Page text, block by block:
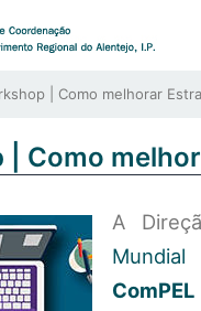
| Como melhorar
| Como
A
Mundial
ComPEL